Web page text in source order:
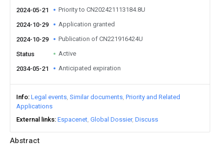
Abstract
2024-05-21
Priority to CN202421113184.8U
2024-10-29 Application granted
2024-10-29 Publication of CN221916424U
Status Active
2034-05-21 Anticipated expiration
Info Legal events Similar documents Priority and Related
Applications
External links Espacenet Global Dossier Discuss